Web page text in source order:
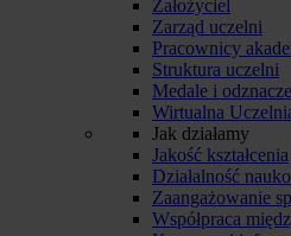
Założyciel
Zarząd uczelni
Pracownicy
Struktura uczelni
Medale i
Wirtualna
Jak działamy
Jakość kształcenia
Działalność
Zaangażowanie
Współpraca